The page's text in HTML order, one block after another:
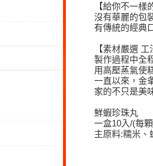
【給你不一樣
沒有華麗的包
有傳統的經典
【素材嚴選 工
製作過程中全
用高壓蒸氣使
一直以來，金
家的不只是美
鮮蝦珍珠丸
一盒10入/(每
主原料:糯米、